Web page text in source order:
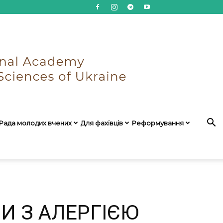
молодих вчених Для фахівців Реформування
З АЛЕРГІЄЮ